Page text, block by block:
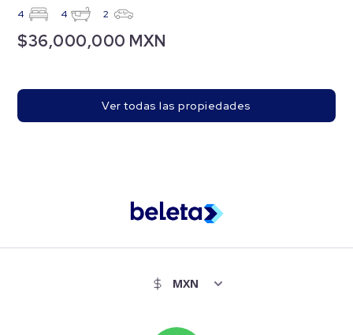
4 4 2
$36,000,000 MXN
Ver todas las propiedades